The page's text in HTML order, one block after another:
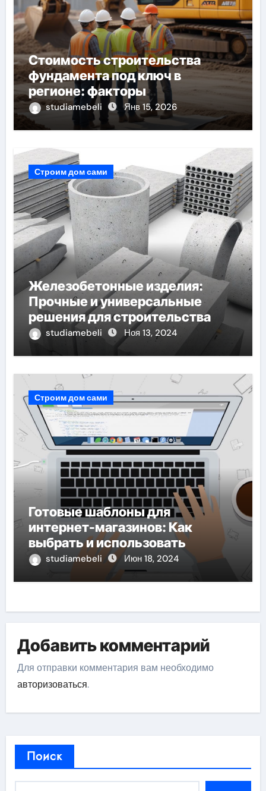
Стоимость строительства
фундамента под ключ в
регионе: факторы
формирования и ориентиры цен
studiamebeli Янв 15, 2026
Строим дом сами
Железобетонные изделия:
Прочные и универсальные
решения для строительства
studiamebeli Ноя 13, 2024
Строим дом сами
Готовые шаблоны для
интернет-магазинов: Как
выбрать и использовать
studiamebeli Июн 18, 2024
Добавить комментарий
Для отправки комментария вам необходимо
авторизоваться.
Поиск